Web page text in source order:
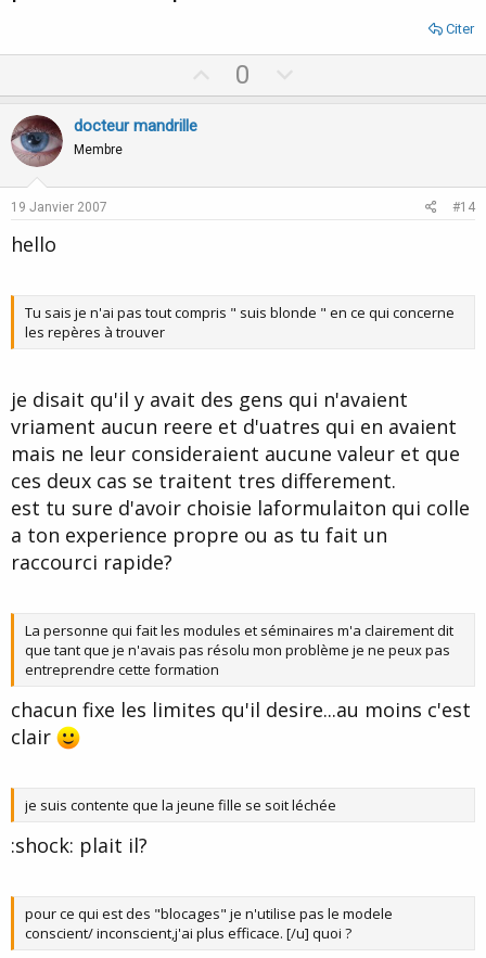
Citer
p
0
o
docteur mandrille
Membre
19 Janvier 2007 #14
hello
Tu sais je n'ai pas tout compris " suis blonde " en ce qui concerne
les repères à trouver
je disait qu'il y avait des gens qui n'avaient
vriament aucun reere et d'uatres qui en avaient
mais ne leur consideraient aucune valeur et que
ces deux cas se traitent tres differement.
est tu sure d'avoir choisie laformulaiton qui colle
a ton experience propre ou as tu fait un
raccourci rapide?
La personne qui fait les modules et séminaires m'a clairement dit
que tant que je n'avais pas résolu mon problème je ne peux pas
entreprendre cette formation
chacun fixe les limites qu'il desire...au moins c'est
clair
je suis contente que la jeune fille se soit léchée
:shock: plait il?
pour ce qui est des "blocages" je n'utilise pas le modele
conscient/ inconscient,j'ai plus efficace. [/u] quoi ?